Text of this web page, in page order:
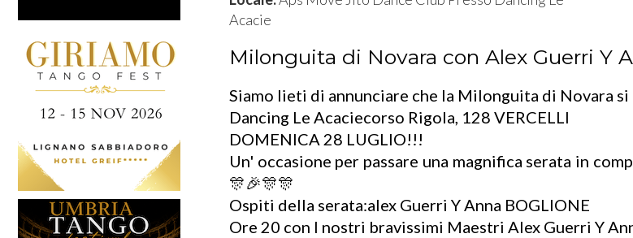
Acacie
Milonguita di Novara con Alex Guerri Y
Siamo lieti di annunciare che la Milonguita di Novara
Dancing Le Acaciecorso Rigola, 128 VERCELLI
DOMENICA 28 LUGLIO!!!
Un' occasione per passare una magnifica serata in
🎊🎉🎊🎊
Ospiti della serata:alex Guerri Y Anna BOGLIONE
Ore 20 con I nostri bravissimi Maestri Alex Guerri Y